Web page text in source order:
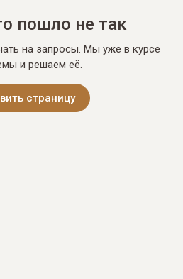
пошло не так
на запросы. Мы уже в курсе
и решаем её.
страницу